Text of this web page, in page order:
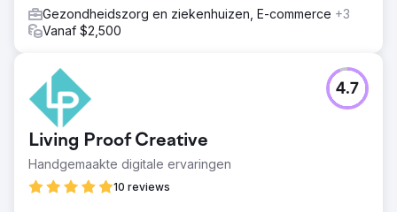
Gezondheidszorg en ziekenhuizen, E-commerce +3
Vanaf $2,500
Living Proof Creative
Handgemaakte digitale ervaringen
10 reviews
4.7